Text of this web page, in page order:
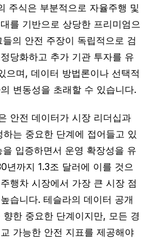
주식은 부분적으로 자율주행 및
를 기반으로 상당한 프리미엄으
의 안전 주장이 독립적으로 검
당화하고 추가 기관 투자를 유
으며, 데이터 방법론이나 선택적
변동성을 초래할 수 있습니다.
안전 데이터가 시장 리더십과
는 중요한 단계에 접어들고 있
입증하면서 운영 확장성을 유
년까지 1.3조 달러에 이를 것으
행차 시장에서 가장 큰 시장 점
습니다. 테슬라의 데이터 공개
한 중요한 단계이지만, 모든 경
가능한 안전 지표를 제공해야